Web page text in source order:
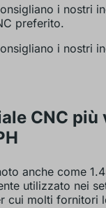
i nostri
preferito.
i nostri
CNC più
anche come
utilizzato nei
cui molti fornitori